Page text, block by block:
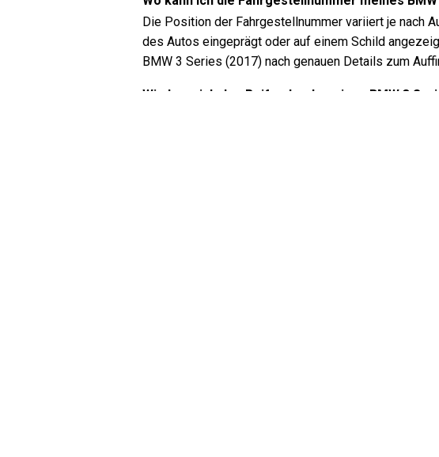
Die Position der Fahrgestellnummer variiert je nach
des Autos eingeprägt oder auf einem Schild
BMW 3 Series (2017) nach genauen Details zum
Wie kann ich den Reifendruck meines BMW 3